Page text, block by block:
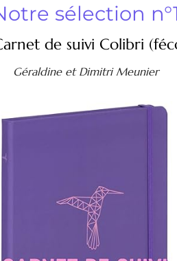
sélection n°1
de suivi Colibri
Géraldine et Dimitri Meunier